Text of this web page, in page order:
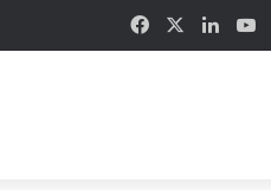
Facebook